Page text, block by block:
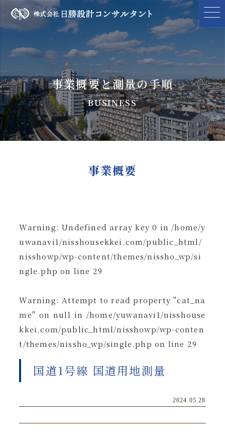
事業概要と測量の手順
BUSINESS
事業概要
Warning: Undefined array key 0 in /home/y
uwanavi1/nisshousekkei.com/public_html/
nisshowp/wp-content/themes/nissho_wp/si
ngle.php on line 29
Warning: Attempt to read property "cat_na
me" on null in /home/yuwanavi1/nisshouse
kkei.com/public_html/nisshowp/wp-conten
t/themes/nissho_wp/single.php on line 29
国道1号線 国道用地測量
2024.05.28